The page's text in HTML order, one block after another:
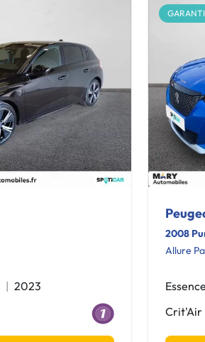
2023
2008
Allure
Essence
Crit'Air